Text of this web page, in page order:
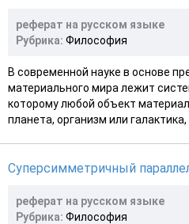
реферат на русском языке
Рубрика: Философия
В современной науке в основе
материального мира лежит
которому любой объект
планета, организм или галактика,
Суперсимметричный
реферат на русском языке
Рубрика: Философия